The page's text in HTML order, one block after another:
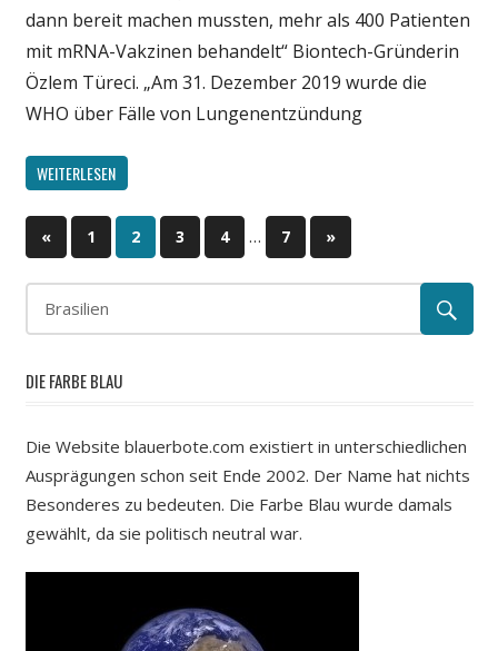
dann bereit machen mussten, mehr als 400 Patienten
mit mRNA-Vakzinen behandelt“ Biontech-Gründerin
Özlem Türeci. „Am 31. Dezember 2019 wurde die
WHO über Fälle von Lungenentzündung
WEITERLESEN
Beitragsnavigation
«Vorherige
Beiträge
1 2 3 4 … 7
Nächste
Beiträge
»
DIE FARBE BLAU
Die Website blauerbote.com existiert in unterschiedlichen
Ausprägungen schon seit Ende 2002. Der Name hat nichts
Besonderes zu bedeuten. Die Farbe Blau wurde damals
gewählt, da sie politisch neutral war.